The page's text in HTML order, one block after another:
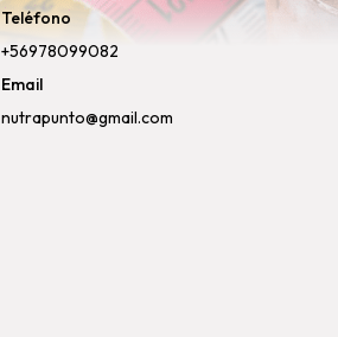
Teléfono
+56978099082
Email
nutrapunto@gmail.com